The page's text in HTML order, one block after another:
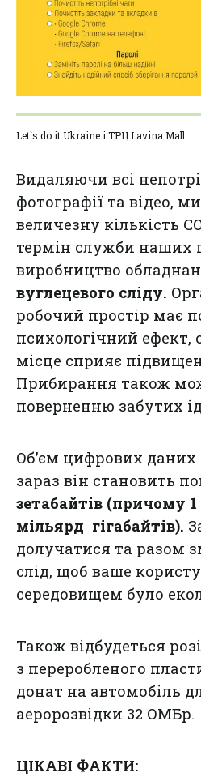
Let`s do it Ukraine і ТРЦ Lavina Mall
Видаляючи всі
фотографії та відео,
величезну кількість
термін служби наших
виробництво
вуглецевого сліду.
робочий простір має
психологічний ефект,
місце сприяє
Прибирання також
поверненню забутих
Об’єм цифрових
зараз він становить
зетабайтів (причому 1
мільярд гігабайтів).
долучатися та разом
слід, щоб ваше
середовищем було
Також відбудеться
з переробленого
донат на автомобіль
аеророзвідки 32 ОМБр.
ЦІКАВІ ФАКТИ: